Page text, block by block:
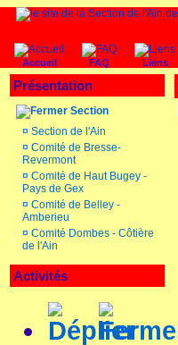
Accueil FAQ Liens
Présentation
Section
¤ Section de l'Ain
¤ Comité de Bresse-
Revermont
¤ Comité de Haut Bugey -
Pays de Gex
¤ Comité de Belley -
Amberieu
¤ Comité Dombes - Côtière
de l'Ain
Activités